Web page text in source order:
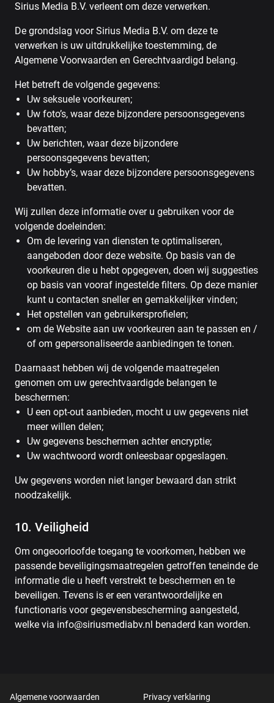
Sirius Media B.V. verleent om deze verwerken.
De grondslag voor Sirius Media B.V. om deze te
verwerken is uw uitdrukkelijke toestemming, de
Algemene Voorwaarden en Gerechtvaardigd belang.
Het betreft de volgende gegevens:
Uw seksuele voorkeuren;
Uw foto’s, waar deze bijzondere persoonsgegevens
bevatten;
Uw berichten, waar deze bijzondere
persoonsgegevens bevatten;
Uw hobby’s, waar deze bijzondere persoonsgegevens
bevatten.
Wij zullen deze informatie over u gebruiken voor de
volgende doeleinden:
Om de levering van diensten te optimaliseren,
aangeboden door deze website. Op basis van de
voorkeuren die u hebt opgegeven, doen wij suggesties
op basis van vooraf ingestelde filters. Op deze manier
kunt u contacten sneller en gemakkelijker vinden;
Het opstellen van gebruikersprofielen;
om de Website aan uw voorkeuren aan te passen en /
of om gepersonaliseerde aanbiedingen te tonen.
Daarnaast hebben wij de volgende maatregelen
genomen om uw gerechtvaardigde belangen te
beschermen:
U een opt-out aanbieden, mocht u uw gegevens niet
meer willen delen;
Uw gegevens beschermen achter encryptie;
Uw wachtwoord wordt onleesbaar opgeslagen.
Uw gegevens worden niet langer bewaard dan strikt
noodzakelijk.
10. Veiligheid
Om ongeoorloofde toegang te voorkomen, hebben we
passende beveiligingsmaatregelen getroffen teneinde de
informatie die u heeft verstrekt te beschermen en te
beveiligen. Tevens is er een verantwoordelijke en
functionaris voor gegevensbescherming aangesteld,
welke via info@siriusmediabv.nl benaderd kan worden.
Algemene voorwaarden Privacy verklaring